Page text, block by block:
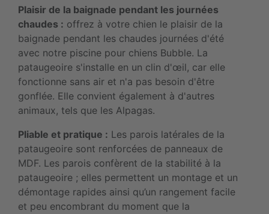
Plaisir de la baignade pendant les journées
chaudes : offrez à votre chien le plaisir de la
baignade pendant les chaudes journées d'été
avec notre piscine pour chiens Bubble. La
pataugeoire s'installe en un clin d'œil, car elle
fonctionne sans air et n'a pas besoin d'être
gonflée. Elle convient également à d'autres
animaux, tels que les Alpagas.
Pliable et pratique : Les parois latérales de la
pataugeoire sont renforcées de panneaux de
MDF. Les parois confèrent de la stabilité à la
pataugeoire ; elles permettent un montage et un
démontage rapides ainsi qu’un rangement facile
et peu encombrant du moment que la